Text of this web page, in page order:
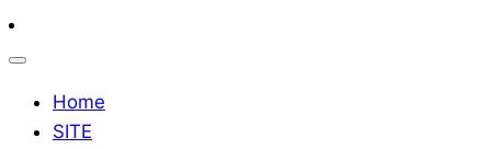
Home
SITE